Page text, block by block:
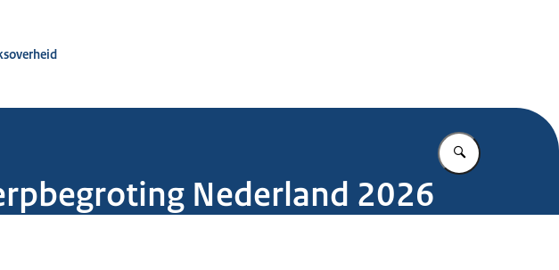
Vul in wat u
Nederland 2026